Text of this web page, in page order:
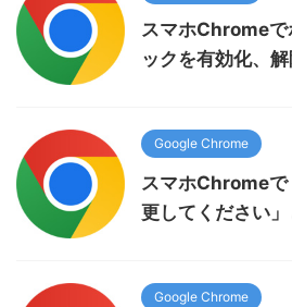
スマホChromeで
ックを有効化、
Google Chrome
スマホChromeで
更してください
Google Chrome